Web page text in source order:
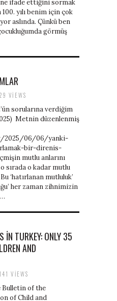
ifade ettiğini sormak
yılı benim için çok
aslında. Çünkü ben
görmüş
VIEWS
sorularına verdiğim
Metnin düzenlenmiş
2025/06/06/yanki-
bir-direnis-
mutlu anlarını
sırada o kadar mutlu
‘hatırlanan mutluluk’
her zaman zihnimizin
IN TURKEY: ONLY 35
AND
VIEWS
of the
of Child and